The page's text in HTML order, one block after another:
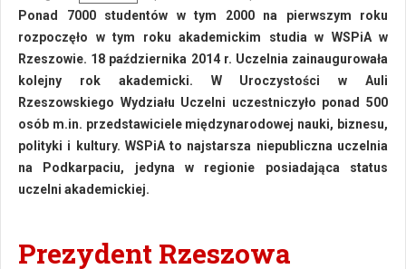
Ponad 7000 studentów w tym 2000 na pierwszym roku
rozpoczęło w tym roku akademickim studia w WSPiA w
Rzeszowie. 18 października 2014 r. Uczelnia zainaugurowała
kolejny rok akademicki. W Uroczystości w Auli
Rzeszowskiego Wydziału Uczelni uczestniczyło ponad 500
osób m.in. przedstawiciele międzynarodowej nauki, biznesu,
polityki i kultury. WSPiA to najstarsza niepubliczna uczelnia
na Podkarpaciu, jedyna w regionie posiadająca status
uczelni akademickiej.
Prezydent Rzeszowa